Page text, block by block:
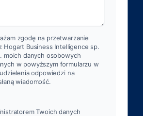
zgodę na przetwarzanie
Hogart Business Intelligence sp.
moich danych osobowych
w powyższym formularzu w
odpowiedzi na
wiadomość.
Twoich danych